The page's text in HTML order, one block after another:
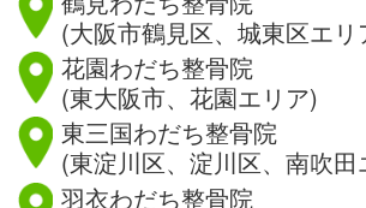
(大阪市鶴見区、城東区エリ
花園わだち整骨院
(東大阪市、花園エリア)
東三国わだち整骨院
(東淀川区、淀川区、南吹田
羽衣わだち整骨院